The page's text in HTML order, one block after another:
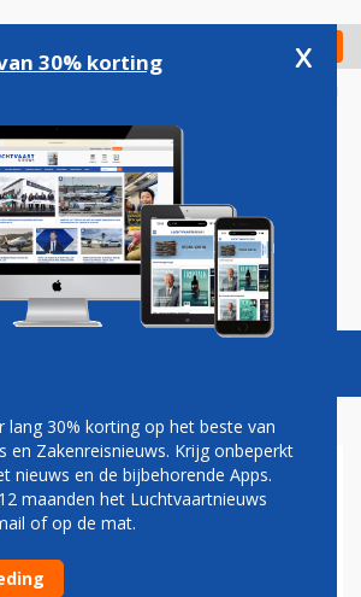
Check in
Podcasts Vacatures
AIRLINES
HEEFT
BINNEN
30% korting x
lang 30% korting op het beste van
en Zakenreisnieuws. Krijg onbeperkt
nieuws en de bijbehorende Apps.
maanden het Luchtvaartnieuws
of op de mat.